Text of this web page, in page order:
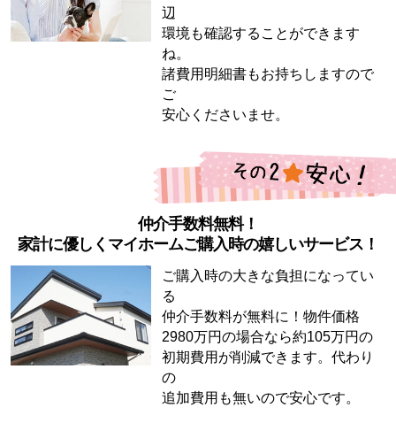
辺
環境も確認することができます
ね。
諸費用明細書もお持ちしますので
ご
安心くださいませ。
仲介手数料無料！
家計に優しくマイホームご購入時の嬉しいサービス！
ご購入時の大きな負担になってい
る
仲介手数料が無料に！物件価格
2980万円の場合なら約105万円の
初期費用が削減できます。代わり
の
追加費用も無いので安心です。